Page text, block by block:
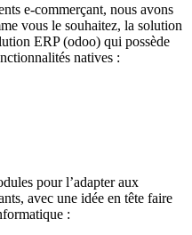
e-commerçant, nous avons
vous le souhaitez, la solution
ERP (odoo) qui possède
natives :
pour l’adapter aux
avec une idée en tête faire
: